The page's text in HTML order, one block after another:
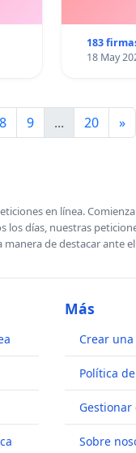
183
18 May
8 9 ... 20 »
en línea.
los días, nuestras
de destacar ante
Más
Crear
Política
Gestionar
Sobre